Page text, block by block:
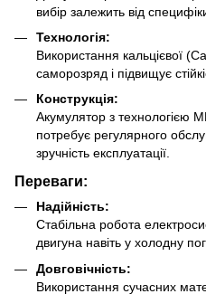
вибір залежить від
Технологія:
Використання кальцієвої
саморозряд і підвищує
Конструкція:
Акумулятор з технологією
потребує регулярного
зручність експлуатації.
Переваги:
Надійність:
Стабільна робота
двигуна навіть у холодну
Довговічність:
Використання сучасних